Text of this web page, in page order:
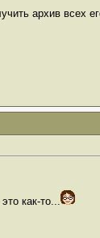
архив всех
как-то...